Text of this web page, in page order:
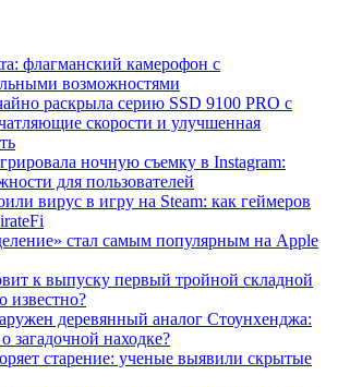
флагманский камерофон с
возможностями
раскрыла серию SSD 9100 PRO с
скорости и улучшенная
ночную съемку в Instagram:
для пользователей
вирус в игру на Steam: как геймеров
стал самым популярным на Apple
к выпуску первый тройной складной
известно?
деревянный аналог Стоунхенджа:
загадочной находке?
старение: ученые выявили скрытые